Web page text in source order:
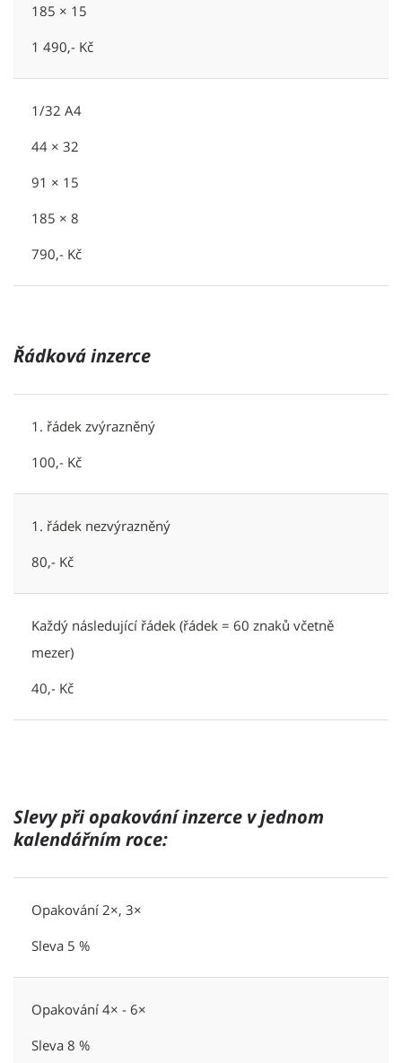
185 × 15
1 490,- Kč
1/32 A4
44 × 32
91 × 15
185 × 8
790,- Kč
Řádková inzerce
1. řádek zvýrazněný
100,- Kč
1. řádek nezvýrazněný
80,- Kč
Každý následující řádek (řádek = 60 znaků včetně
mezer)
40,- Kč
Slevy při opakování inzerce v jednom
kalendářním roce:
Opakování 2×, 3×
Sleva 5 %
Opakování 4× - 6×
Sleva 8 %